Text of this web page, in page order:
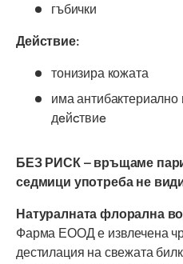
гъбички
Действие:
тонизира кожата
има антибактериално
дeйcтвиe
БЕЗ РИСК – връщаме
седмици употреба не
Натуралната флорална
Фарма ЕООД е извлечена
дестилация на свежата